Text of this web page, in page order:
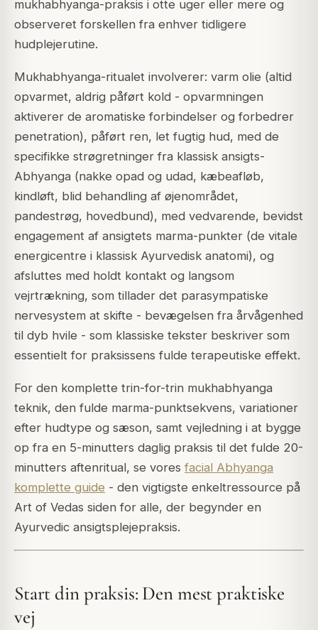
mukhabhyanga-praksis i otte uger eller mere og
observeret forskellen fra enhver tidligere
hudplejerutine.
Mukhabhyanga-ritualet involverer: varm olie (altid
opvarmet, aldrig påført kold - opvarmningen
aktiverer de aromatiske forbindelser og forbedrer
penetration), påført ren, let fugtig hud, med de
specifikke strøgretninger fra klassisk ansigts-
Abhyanga (nakke opad og udad, kæbeafløb,
kindløft, blid behandling af øjenområdet,
pandestrøg, hovedbund), med vedvarende, bevidst
engagement af ansigtets marma-punkter (de vitale
energicentre i klassisk Ayurvedisk anatomi), og
afsluttes med holdt kontakt og langsom
vejrtrækning, som tillader det parasympatiske
nervesystem at skifte - bevægelsen fra årvågenhed
til dyb hvile - som klassiske tekster beskriver som
essentielt for praksissens fulde terapeutiske effekt.
For den komplette trin-for-trin mukhabhyanga
teknik, den fulde marma-punktsekvens, variationer
efter hudtype og sæson, samt vejledning i at bygge
op fra en 5-minutters daglig praksis til det fulde 20-
minutters aftenritual, se vores facial Abhyanga
komplette guide - den vigtigste enkeltressource på
Art of Vedas siden for alle, der begynder en
Ayurvedic ansigtsplejepraksis.
Start din praksis: Den mest praktiske
vej